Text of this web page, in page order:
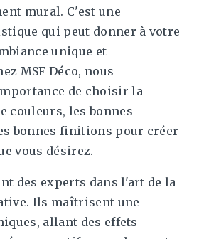
mural. C'est une
qui peut donner à votre
unique et
MSF Déco, nous
de choisir la
couleurs, les bonnes
bonnes finitions pour créer
vous désirez.
des experts dans l'art de la
Ils maîtrisent une
allant des effets